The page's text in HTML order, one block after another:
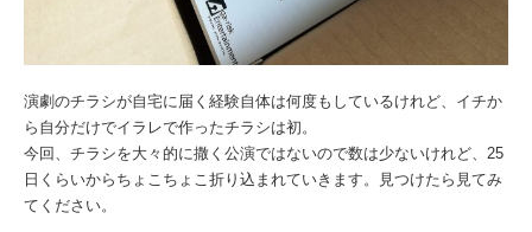
演劇のチラシが自宅に届く経験自体は何度もしているけれど、イチか
ら自分だけでイラレで作ったチラシは初。
今回、チラシを大々的に撒く公演ではないので数は少ないけれど、25
日くらいからちょこちょこ折り込まれていきます。見つけたら見てみ
てください。